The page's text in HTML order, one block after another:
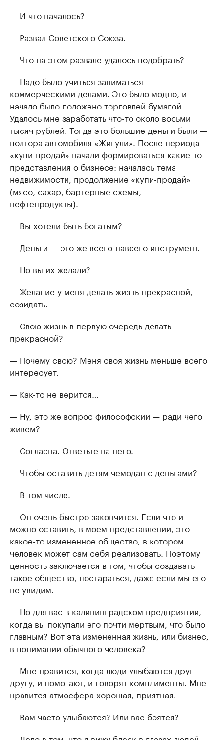
— И что началось?
— Развал Советского Союза.
— Что на этом развале удалось подобрать?
— Надо было учиться заниматься
коммерческими делами. Это было модно, и
начало было положено торговлей бумагой.
Удалось мне заработать что-то около восьми
тысяч рублей. Тогда это большие деньги были —
полтора автомобиля «Жигули». После периода
«купи-продай» начали формироваться какие-то
представления о бизнесе: началась тема
недвижимости, продолжение «купи-продай»
(мясо, сахар, бартерные схемы,
нефтепродукты).
— Вы хотели быть богатым?
— Деньги — это же всего-навсего инструмент.
— Но вы их желали?
— Желание у меня делать жизнь прекрасной,
созидать.
— Свою жизнь в первую очередь делать
прекрасной?
— Почему свою? Меня своя жизнь меньше всего
интересует.
— Как-то не верится…
— Ну, это же вопрос философский — ради чего
живем?
— Согласна. Ответьте на него.
— Чтобы оставить детям чемодан с деньгами?
— В том числе.
— Он очень быстро закончится. Если что и
можно оставить, в моем представлении, это
какое-то измененное общество, в котором
человек может сам себя реализовать. Поэтому
ценность заключается в том, чтобы создавать
такое общество, постараться, даже если мы его
не увидим.
— Но для вас в калининградском предприятии,
когда вы покупали его почти мертвым, что было
главным? Вот эта измененная жизнь, или бизнес,
в понимании обычного человека?
— Мне нравится, когда люди улыбаются друг
другу, и помогают, и говорят комплименты. Мне
нравится атмосфера хорошая, приятная.
— Вам часто улыбаются? Или вас боятся?